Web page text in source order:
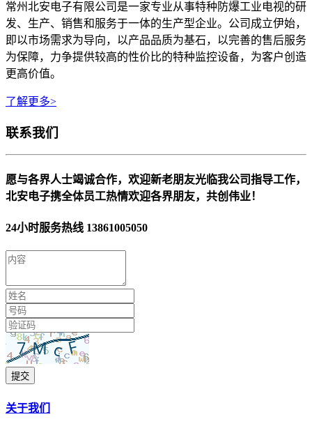
常州北安电子有限公司是一家专业从事特种防爆工业电视的研
发、生产、销售和服务于一体的生产型企业。公司成立伊始，
即以市场需求为导向，以产品品质为基石，以完善的售后服务
为保障，力争提供较高的性价比的特种监控设备，为客户创造
更高价值。
了解更多>
联系我们
愿与各界人士竭诚合作，欢迎新老朋友光临我公司指导工作，
北安电子携全体员工热情欢迎各界朋友，共创伟业！
24小时服务热线 13861005050
提交
关于我们